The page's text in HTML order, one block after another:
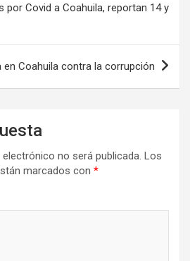
por Covid a Coahuila, reportan 14 y
en Coahuila contra la corrupción
no será publicada. Los
marcados con *